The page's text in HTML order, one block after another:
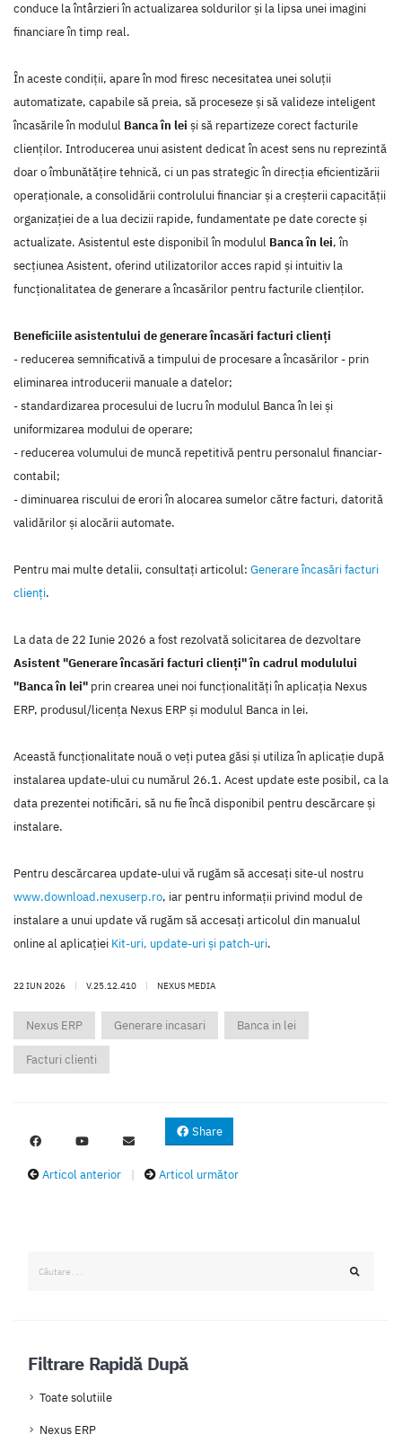
conduce la întârzieri în actualizarea soldurilor și la lipsa unei imagini
financiare în timp real.
În aceste condiții, apare în mod firesc necesitatea unei soluții
automatizate, capabile să preia, să proceseze și să valideze inteligent
încasările în modulul Banca în lei și să repartizeze corect facturile
clienților. Introducerea unui asistent dedicat în acest sens nu reprezintă
doar o îmbunătățire tehnică, ci un pas strategic în direcția eficientizării
operaționale, a consolidării controlului financiar și a creșterii capacității
organizației de a lua decizii rapide, fundamentate pe date corecte și
actualizate. Asistentul este disponibil în modulul Banca în lei, în
secțiunea Asistent, oferind utilizatorilor acces rapid și intuitiv la
funcționalitatea de generare a încasărilor pentru facturile clienților.
Beneficiile asistentului de generare încasări facturi clienți
- reducerea semnificativă a timpului de procesare a încasărilor - prin
eliminarea introducerii manuale a datelor;
- standardizarea procesului de lucru în modulul Banca în lei și
uniformizarea modului de operare;
- reducerea volumului de muncă repetitivă pentru personalul financiar-
contabil;
- diminuarea riscului de erori în alocarea sumelor către facturi, datorită
validărilor și alocării automate.
Pentru mai multe detalii, consultaţi articolul: Generare încasări facturi
clienți.
La data de 22 Iunie 2026 a fost rezolvată solicitarea de dezvoltare
Asistent "Generare încasări facturi clienți" în cadrul modulului
"Banca în lei" prin crearea unei noi funcţionalităţi în aplicaţia Nexus
ERP, produsul/licenţa Nexus ERP şi modulul Banca in lei.
Această funcţionalitate nouă o veţi putea găsi şi utiliza în aplicaţie după
instalarea update-ului cu numărul 26.1. Acest update este posibil, ca la
data prezentei notificări, să nu fie încă disponibil pentru descărcare şi
instalare.
Pentru descărcarea update-ului vă rugăm să accesaţi site-ul nostru
www.download.nexuserp.ro, iar pentru informaţii privind modul de
instalare a unui update vă rugăm să accesaţi articolul din manualul
online al aplicaţiei Kit-uri, update-uri şi patch-uri.
22 IUN 2026 | V.25.12.410 | NEXUS MEDIA
Nexus ERP Generare incasari Banca in lei
Facturi clienti
Share
Articol anterior | Articol următor
Filtrare Rapidă După
Toate solutiile
Nexus ERP